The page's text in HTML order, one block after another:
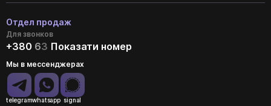
Отдел продаж
Для звонков
+380 63 Показати номер
Мы в мессенджерах
telegramwhatsapp signal